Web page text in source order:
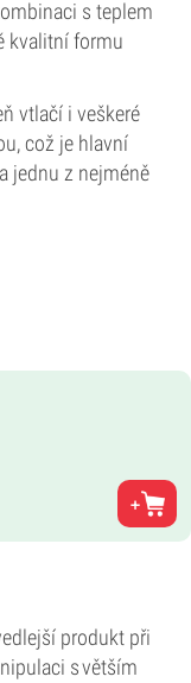
s teplem
kvalitní formu
vtlačí i veškeré
což je hlavní
jednu z nejméně
produkt při
s větším